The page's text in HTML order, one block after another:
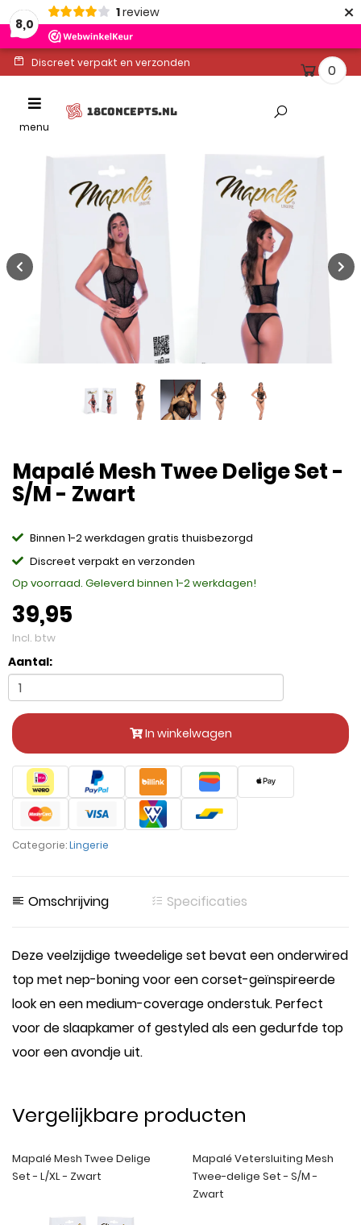
8,0
1review ×
Discreet verpakt en verzonden
Altijd gratis levering
Toggle
navigation
menu
18CONCEPTS.NL
0
Mapalé Mesh Twee Delige Set -
S/M - Zwart
Binnen 1-2 werkdagen gratis thuisbezorgd
Discreet verpakt en verzonden
Op voorraad. Geleverd binnen 1-2 werkdagen!
39,95
Incl. btw
Aantal:
In winkelwagen
Categorie:Lingerie
Omschrijving Specificaties
Deze veelzijdige tweedelige set bevat een onderwired
top met nep-boning voor een corset-geïnspireerde
look en een medium-coverage onderstuk. Perfect
voor de slaapkamer of gestyled als een gedurfde top
voor een avondje uit.
Vergelijkbare producten
Mapalé Mesh Twee Delige
Set - L/XL - Zwart
Mapalé Vetersluiting Mesh
Twee-delige Set - S/M -
Zwart